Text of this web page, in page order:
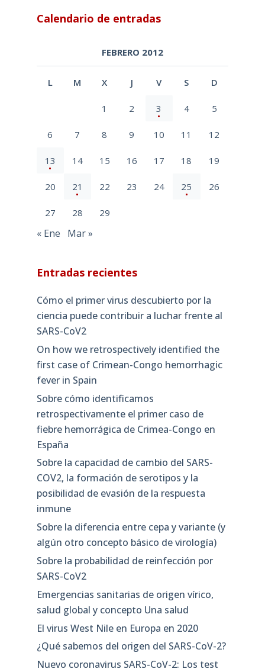
Calendario de entradas
FEBRERO 2012
L M X J V S D
1 2 3 4 5
6 7 8 9 10 11 12
13 14 15 16 17 18 19
20 21 22 23 24 25 26
27 28 29
« Ene Mar »
Entradas recientes
Cómo el primer virus descubierto por la
ciencia puede contribuir a luchar frente al
SARS-CoV2
On how we retrospectively identified the
first case of Crimean-Congo hemorrhagic
fever in Spain
Sobre cómo identificamos
retrospectivamente el primer caso de
fiebre hemorrágica de Crimea-Congo en
España
Sobre la capacidad de cambio del SARS-
COV2, la formación de serotipos y la
posibilidad de evasión de la respuesta
inmune
Sobre la diferencia entre cepa y variante (y
algún otro concepto básico de virología)
Sobre la probabilidad de reinfección por
SARS-CoV2
Emergencias sanitarias de origen vírico,
salud global y concepto Una salud
El virus West Nile en Europa en 2020
¿Qué sabemos del origen del SARS-CoV-2?
Nuevo coronavirus SARS-CoV-2: Los test